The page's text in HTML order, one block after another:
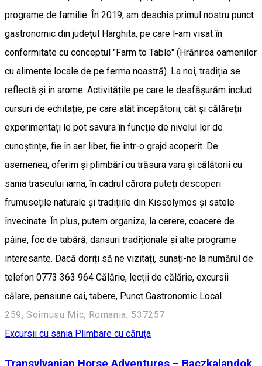
programe de familie. În 2019, am deschis primul nostru punct
gastronomic din județul Harghita, pe care l-am visat în
conformitate cu conceptul "Farm to Table" (Hrănirea oamenilor
cu alimente locale de pe ferma noastră). La noi, tradiția se
reflectă și în arome. Activitățile pe care le desfășurăm includ
cursuri de echitație, pe care atât începătorii, cât și călăreții
experimentați le pot savura în funcție de nivelul lor de
cunoștințe, fie în aer liber, fie într-o grajd acoperit. De
asemenea, oferim și plimbări cu trăsura vara și călătorii cu
sania traseului iarna, în cadrul cărora puteți descoperi
frumusețile naturale și tradițiile din Kissolymos și satele
învecinate. În plus, putem organiza, la cerere, coacere de
pâine, foc de tabără, dansuri tradiționale și alte programe
interesante. Dacă doriți să ne vizitați, sunați-ne la numărul de
telefon 0773 363 964 Călărie, lecţii de călărie, excursii
călare, pensiune cai, tabere, Punct Gastronomic Local.
259, Soimusu Mic, Romania, 537257
Excursii cu sania Plimbare cu căruța
Transylvanian Horse Adventures – Baczkalandok